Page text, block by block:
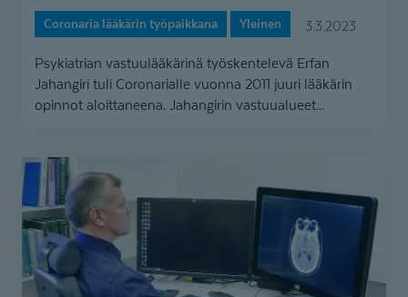
Coronaria lääkärin työpaikkana Yleinen 3.3.2023
Psykiatrian vastuulääkärinä työskentelevä Erfan
Jahangiri tuli Coronarialle vuonna 2011 juuri lääkärin
opinnot aloittaneena. Jahangirin vastuualueet...
Radiologeilla
vapautta
oman
työn
hallintaan